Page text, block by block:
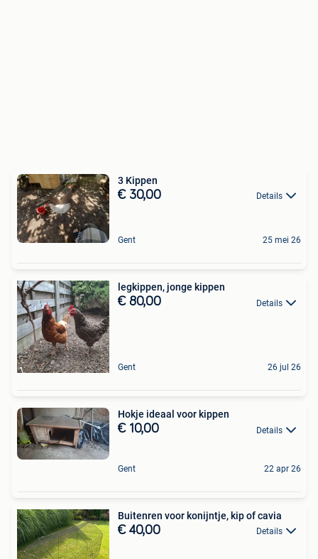
3 Kippen
€ 30,00 Details
Gent 25 mei 26
legkippen, jonge kippen
€ 80,00 Details
Gent 26 jul 26
Hokje ideaal voor kippen
€ 10,00 Details
Gent 22 apr 26
Buitenren voor konijntje, kip of cavia
€ 40,00 Details